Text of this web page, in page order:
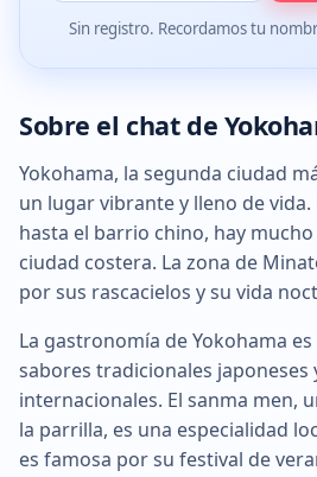
Sin registro. Recordamos tu
Sobre el chat de
Yokohama, la segunda ciudad
un lugar vibrante y lleno de
hasta el barrio chino, hay
ciudad costera. La zona de
por sus rascacielos y su vida
La gastronomía de Yokohama
sabores tradicionales japoneses
internacionales. El sanma men,
la parrilla, es una especialidad
es famosa por su festival de